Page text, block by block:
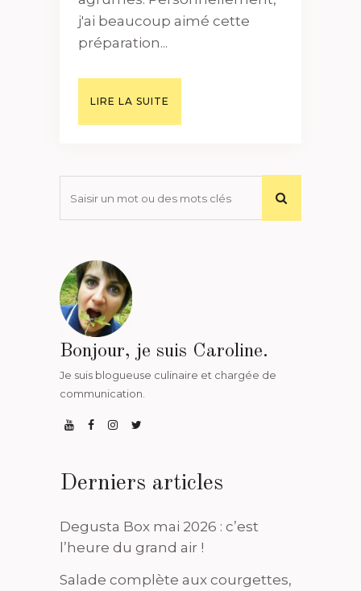
j'ai beaucoup aimé cette
préparation...
LIRE LA SUITE
Bonjour, je suis Caroline.
Je suis blogueuse culinaire et chargée de
communication.
Derniers articles
Degusta Box mai 2026 : c’est
l’heure du grand air !
Salade complète aux courgettes,